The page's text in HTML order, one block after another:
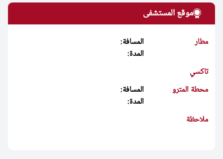
موقع المستشفى
مطار
المسافة:
المدة:
تاكسي
محطة المترو
المسافة:
المدة:
ملاحظة